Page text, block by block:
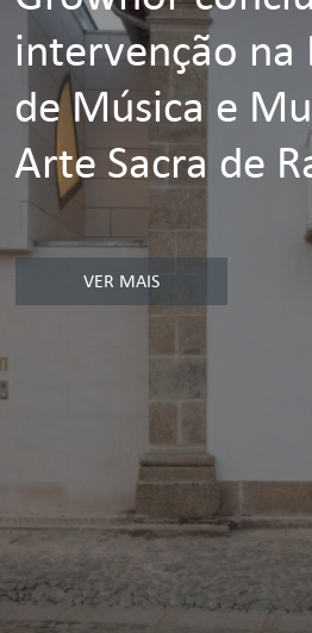
intervenção na
de Música e
Arte Sacra de
VER MAIS